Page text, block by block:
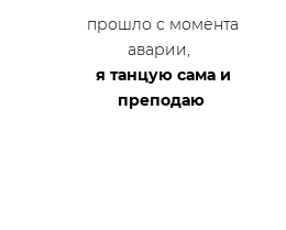
прошло с момента
аварии,
я танцую сама и
преподаю